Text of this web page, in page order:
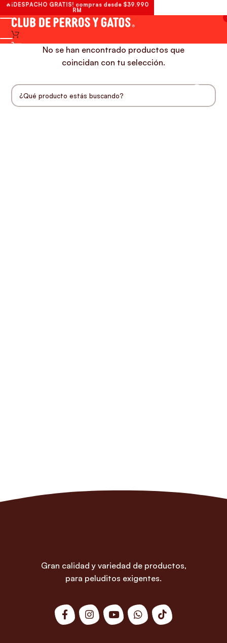
No se han encontrado productos que
coincidan con tu selección.
Gran calidad y variedad de productos,
para peluditos exigentes.
🔥¡DESPACHO GRATIS! compras desde $39.990
RM